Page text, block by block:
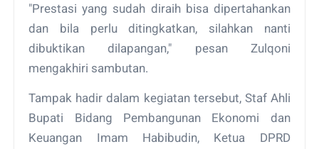
"Prestasi yang sudah diraih bisa dipertahankan
dan bila perlu ditingkatkan, silahkan nanti
dibuktikan dilapangan," pesan Zulqoni
mengakhiri sambutan.
Tampak hadir dalam kegiatan tersebut, Staf Ahli
Bupati Bidang Pembangunan Ekonomi dan
Keuangan Imam Habibudin, Ketua DPRD